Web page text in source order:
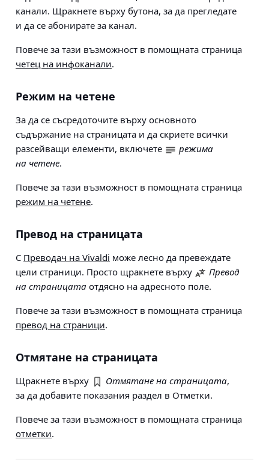
канали. Щракнете върху бутона, за да прегледате
и да се абонирате за канал.
Повече за тази възможност в помощната страница
четец на инфоканали.
Режим на четене
За да се съсредоточите върху основното
съдържание на страницата и да скриете всички
разсейващи елементи, включете
режима
на четене.
Повече за тази възможност в помощната страница
режим на четене.
Превод на страницата
С Преводач на Vivaldi може лесно да превеждате
цели страници. Просто щракнете върху
Превод
на страницата отдясно на адресното поле.
Повече за тази възможност в помощната страница
превод на страници.
Отмятане на страницата
Щракнете върху Отмятане на страницата,
за да добавите показания раздел в Отметки.
Повече за тази възможност в помощната страница
отметки.